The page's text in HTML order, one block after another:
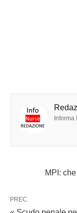
Informa
MPI:
PREC.